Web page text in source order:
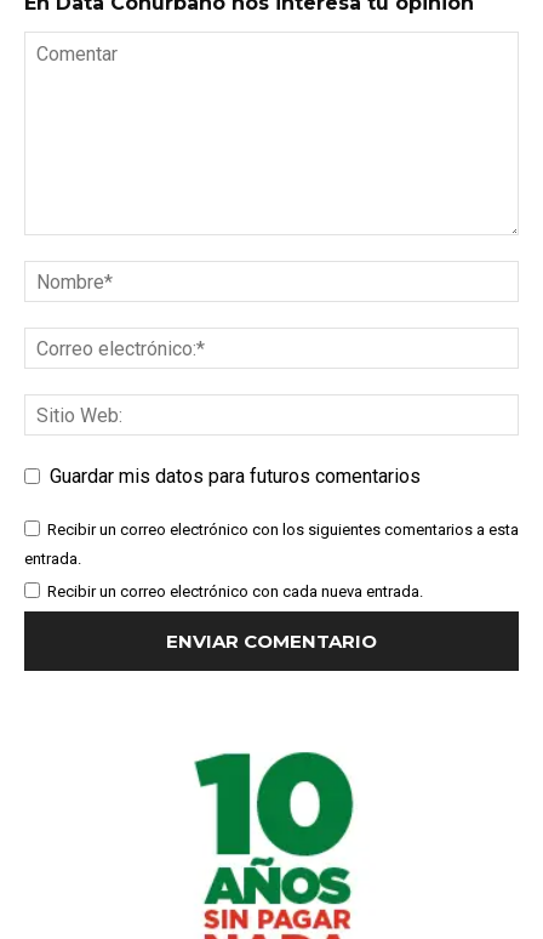
Guardar mis datos para futuros comentarios
Recibir un correo electrónico con los siguientes comentarios a esta
entrada.
Recibir un correo electrónico con cada nueva entrada.